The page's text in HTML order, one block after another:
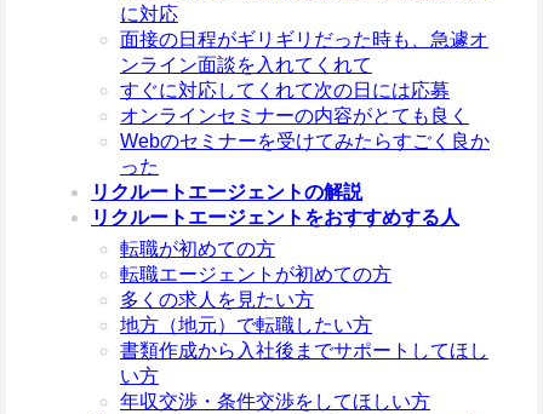
に対応
面接の日程がギリギリだった時も、急遽オ
ンライン面談を入れてくれて
すぐに対応してくれて次の日には応募
オンラインセミナーの内容がとても良く
Webのセミナーを受けてみたらすごく良か
った
リクルートエージェントの解説
リクルートエージェントをおすすめする人
転職が初めての方
転職エージェントが初めての方
多くの求人を見たい方
地方（地元）で転職したい方
書類作成から入社後までサポートしてほし
い方
年収交渉・条件交渉をしてほしい方